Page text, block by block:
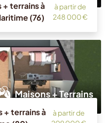
+ terrains à
(76)
à partir de
248 000 €
Maisons + Terrains
+ terrains à
à partir de